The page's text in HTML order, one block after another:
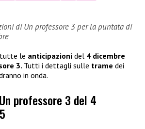
di Un professore 3 per la puntata di
tutte le anticipazioni del 4 dicembre
3. Tutti i dettagli sulle trame dei
in onda.
professore 3 del 4